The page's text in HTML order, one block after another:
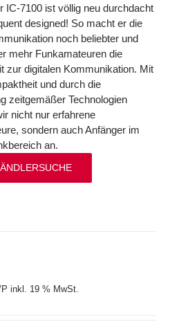
IC-7100 ist völlig neu durchdacht
designed! So macht er die
noch beliebter und
mehr Funkamateuren die
zur digitalen Kommunikation. Mit
und durch die
zeitgemäßer Technologien
nicht nur erfahrene
sondern auch Anfänger im
an.
inkl. 19 % MwSt.